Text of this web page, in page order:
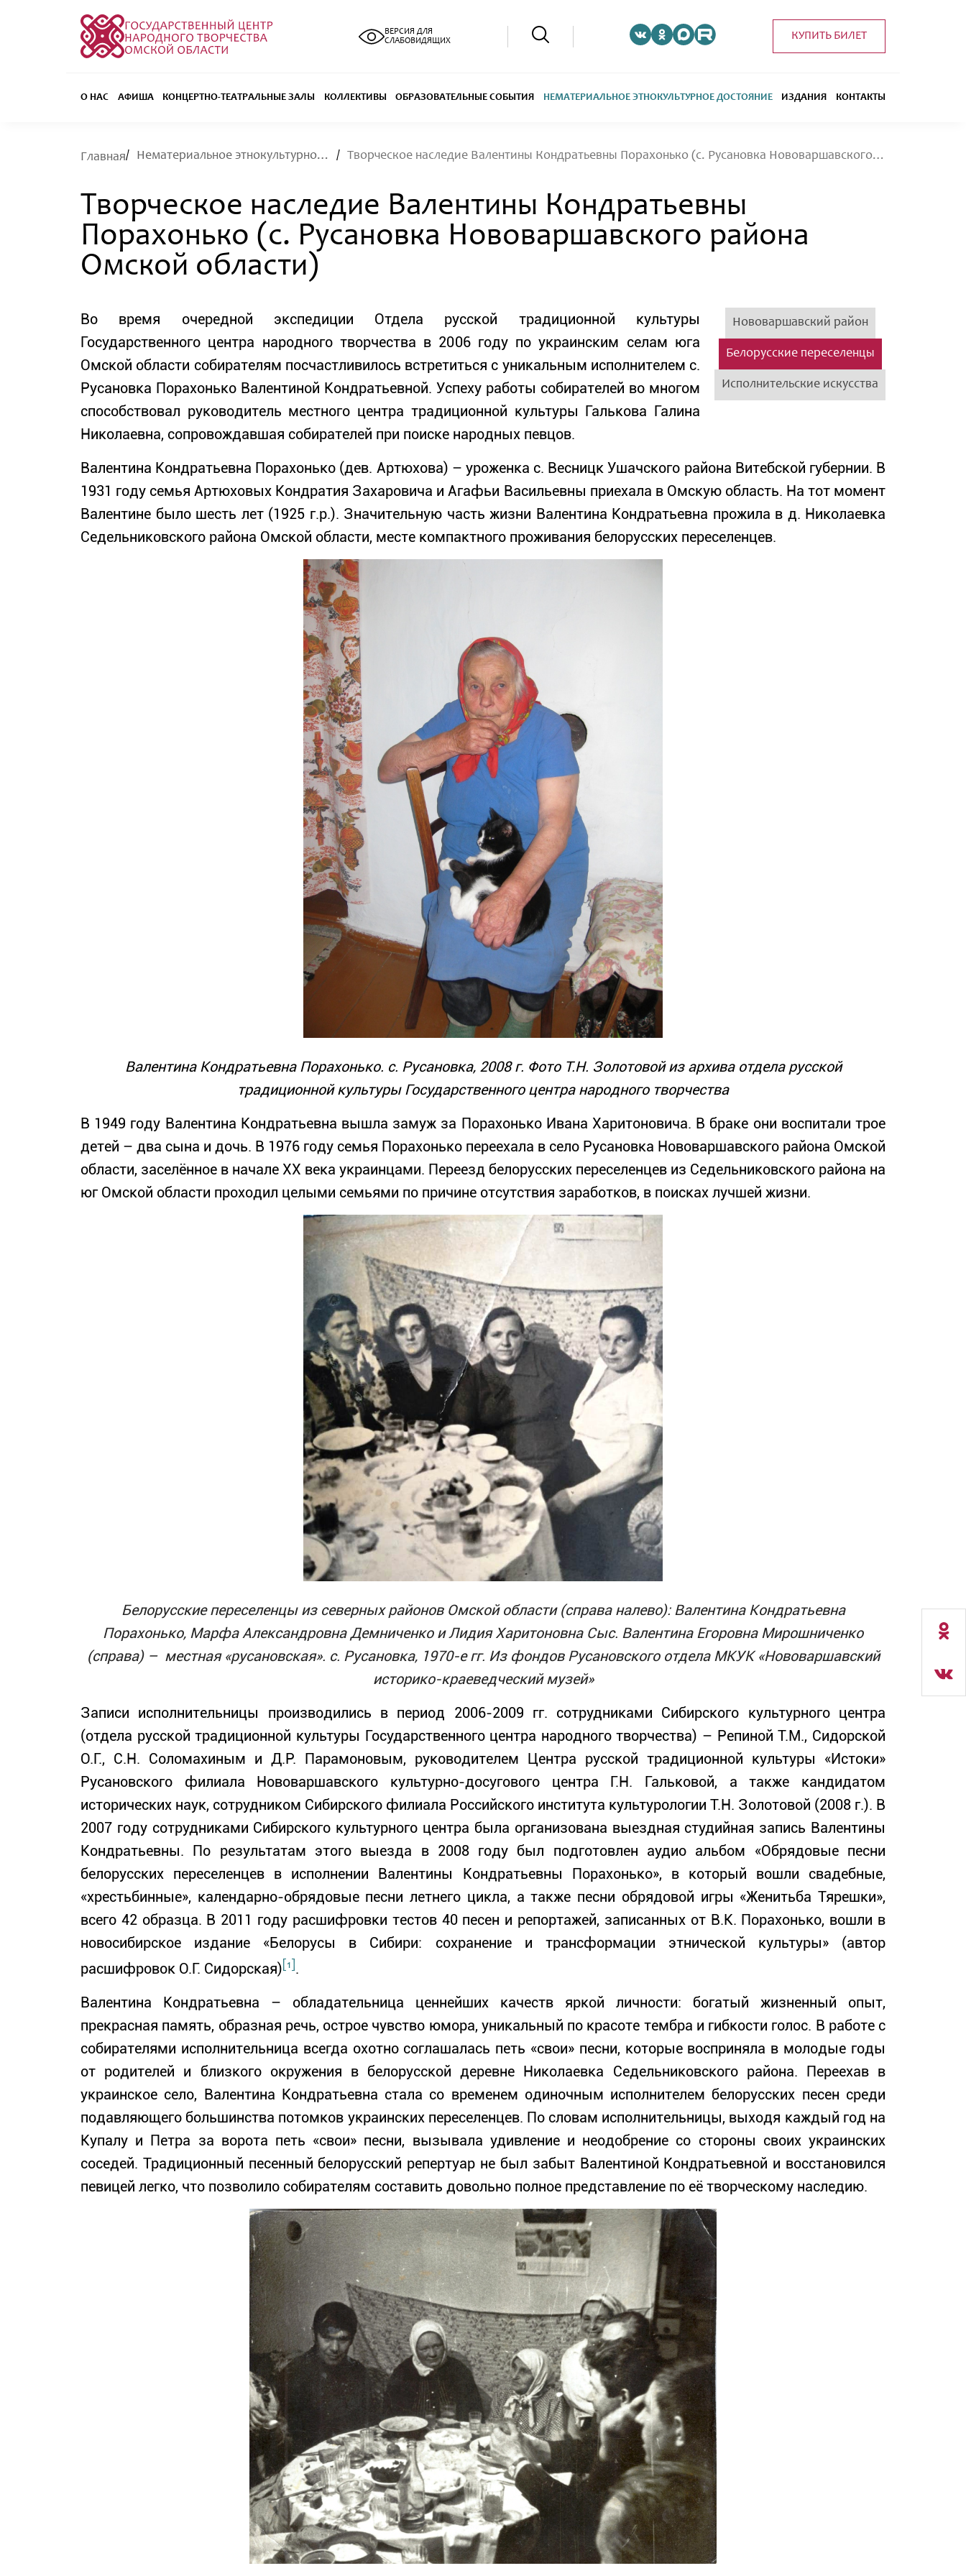
ВЕРСИЯ ДЛЯ
СЛАБОВИДЯЩИХ
КУПИТЬ БИЛЕТ
О НАС АФИША КОНЦЕРТНО-ТЕАТРАЛЬНЫЕ ЗАЛЫ КОЛЛЕКТИВЫ ОБРАЗОВАТЕЛЬНЫЕ СОБЫТИЯ НЕМАТЕРИАЛЬНОЕ ЭТНОКУЛЬТУРНОЕ ДОСТОЯНИЕ ИЗДАНИЯ КОНТАКТЫ
Главная Нематериальное этнокультурное достояние Творческое наследие Валентины Кондратьевны Порахонько (с. Русановка Нововаршавского района Омской области)
Творческое наследие Валентины Кондратьевны
Порахонько (с. Русановка Нововаршавского района
Омской области)
Нововаршавский район
Белорусские переселенцы
Исполнительские искусства
Во время очередной экспедиции Отдела русской традиционной культуры
Государственного центра народного творчества в 2006 году по украинским селам юга
Омской области собирателям посчастливилось встретиться с уникальным исполнителем с.
Русановка Порахонько Валентиной Кондратьевной. Успеху работы собирателей во многом
способствовал руководитель местного центра традиционной культуры Галькова Галина
Николаевна, сопровождавшая собирателей при поиске народных певцов.
Валентина Кондратьевна Порахонько (дев. Артюхова) – уроженка с. Весницк Ушачского района Витебской губернии. В
1931 году семья Артюховых Кондратия Захаровича и Агафьи Васильевны приехала в Омскую область. На тот момент
Валентине было шесть лет (1925 г.р.). Значительную часть жизни Валентина Кондратьевна прожила в д. Николаевка
Седельниковского района Омской области, месте компактного проживания белорусских переселенцев.
Валентина Кондратьевна Порахонько. с. Русановка, 2008 г. Фото Т.Н. Золотовой из архива отдела русской
традиционной культуры Государственного центра народного творчества
В 1949 году Валентина Кондратьевна вышла замуж за Порахонько Ивана Харитоновича. В браке они воспитали трое
детей – два сына и дочь. В 1976 году семья Порахонько переехала в село Русановка Нововаршавского района Омской
области, заселённое в начале XX века украинцами. Переезд белорусских переселенцев из Седельниковского района на
юг Омской области проходил целыми семьями по причине отсутствия заработков, в поисках лучшей жизни.
Белорусские переселенцы из северных районов Омской области (справа налево): Валентина Кондратьевна
Порахонько, Марфа Александровна Демниченко и Лидия Харитоновна Сыс. Валентина Егоровна Мирошниченко
(справа) – местная «русановская». с. Русановка, 1970-е гг. Из фондов Русановского отдела МКУК «Нововаршавский
историко-краеведческий музей»
Записи исполнительницы производились в период 2006-2009 гг. сотрудниками Сибирского культурного центра
(отдела русской традиционной культуры Государственного центра народного творчества) – Репиной Т.М., Сидорской
О.Г., С.Н. Соломахиным и Д.Р. Парамоновым, руководителем Центра русской традиционной культуры «Истоки»
Русановского филиала Нововаршавского культурно-досугового центра Г.Н. Гальковой, а также кандидатом
исторических наук, сотрудником Сибирского филиала Российского института культурологии Т.Н. Золотовой (2008 г.). В
2007 году сотрудниками Сибирского культурного центра была организована выездная студийная запись Валентины
Кондратьевны. По результатам этого выезда в 2008 году был подготовлен аудио альбом «Обрядовые песни
белорусских переселенцев в исполнении Валентины Кондратьевны Порахонько», в который вошли свадебные,
«хрестьбинные», календарно-обрядовые песни летнего цикла, а также песни обрядовой игры «Женитьба Тярешки»,
всего 42 образца. В 2011 году расшифровки тестов 40 песен и репортажей, записанных от В.К. Порахонько, вошли в
новосибирское издание «Белорусы в Сибири: сохранение и трансформации этнической культуры» (автор
расшифровок О.Г. Сидорская) [1] .
Валентина Кондратьевна – обладательница ценнейших качеств яркой личности: богатый жизненный опыт,
прекрасная память, образная речь, острое чувство юмора, уникальный по красоте тембра и гибкости голос. В работе с
собирателями исполнительница всегда охотно соглашалась петь «свои» песни, которые восприняла в молодые годы
от родителей и близкого окружения в белорусской деревне Николаевка Седельниковского района. Переехав в
украинское село, Валентина Кондратьевна стала со временем одиночным исполнителем белорусских песен среди
подавляющего большинства потомков украинских переселенцев. По словам исполнительницы, выходя каждый год на
Купалу и Петра за ворота петь «свои» песни, вызывала удивление и неодобрение со стороны своих украинских
соседей. Традиционный песенный белорусский репертуар не был забыт Валентиной Кондратьевной и восстановился
певицей легко, что позволило собирателям составить довольно полное представление по её творческому наследию.